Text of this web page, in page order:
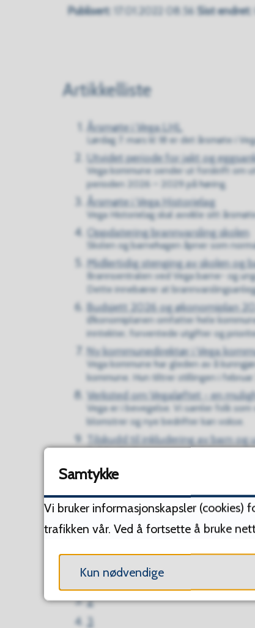
Publisert 17.01.2022 08.56 Sist endret
Artikkelliste
Årsmøte i Vega LHL
Lørdag 7. mars kl 18 er det årsmøte i
Utvidet periode for jakt og
Vega kommune sender ut forskrift om
perioden 2026 – 2029 på høring.
Årsmøte i Vega Historielag
Vega Historielag skal avvikle sitt
Oppdatering brannvarsling skolen
Skolen og barnehagen åpner som
Midlertidig stenging av skolen og
Brannsentralen ved Vega barne- og
Dette innebærer at
Budsjett 2026 og økonomiplan
Økonomiplanen omfatter hele
inntekter, forventede utgifter og
Ny kommunedirektør i Vega
Vega kommune har gleden av å
kommune. Hun tiltrer stillingen i februar
Verksted om Vegaløftet - en
Vega er i bevegelse. Vi samler folk
blomstrer og nye bedrifter kan vokse.
Tilskudd til inkludering av barn og
Bufdir vil informere om at
2026. Dere finner informasjon på
Hus eller leilighet til leie?
Har du hus eller en leilighet på Vega
Viser 21-30av248artikler, side3 av
Forrige
1
2
3
Samtykke
Vi bruker informasjonskapsler
trafikken vår. Ved å fortsette å bruke
Kun nødvendige